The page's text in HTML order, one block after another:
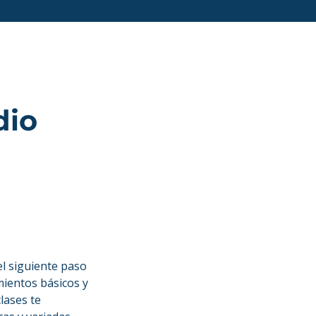
siguiente paso
básicos y
te